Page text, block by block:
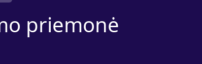
priemonė